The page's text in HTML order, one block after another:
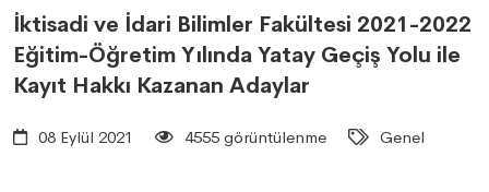
İktisadi ve İdari Bilimler Fakültesi 2021-2022
Eğitim-Öğretim Yılında Yatay Geçiş Yolu ile
Kayıt Hakkı Kazanan Adaylar
08 Eylül 2021 4555 görüntülenme Genel